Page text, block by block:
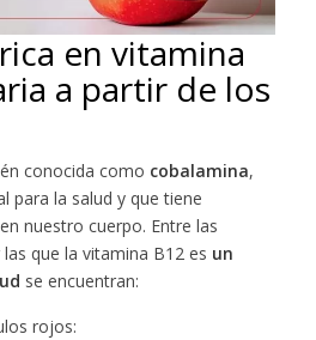
en vitamina
a partir de los
conocida como cobalamina,
para la salud y que tiene
nuestro cuerpo. Entre las
que la vitamina B12 es un
se encuentran:
rojos: